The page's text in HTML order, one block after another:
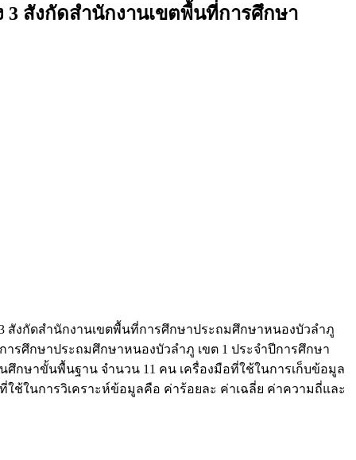
สังกัดสำนักงานเขตพื้นที่การศึกษา
งกัดสำนักงานเขตพื้นที่การศึกษาประถมศึกษาหนองบัวลำภู
รศึกษาประถมศึกษาหนองบัวลำภู เขต 1 ประจำปีการศึกษา
กษาขั้นพื้นฐาน จำนวน 11 คน เครื่องมือที่ใช้ในการเก็บข้อมูล
ช้ในการวิเคราะห์ข้อมูลคือ ค่าร้อยละ ค่าเฉลี่ย ค่าความถี่และ